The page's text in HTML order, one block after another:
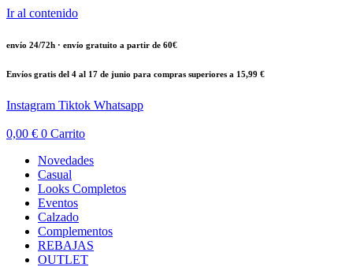
Ir al contenido
envío 24/72h · envío gratuito a partir de 60€
Envíos gratis del 4 al 17 de junio para compras superiores a 15,99 €
Instagram Tiktok Whatsapp
0,00 € 0 Carrito
Novedades
Casual
Looks Completos
Eventos
Calzado
Complementos
REBAJAS
OUTLET